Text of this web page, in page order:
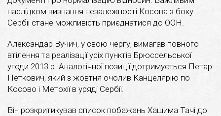
наслідком визнання незалежності Косова з боку
Сербії стане можливість приєднатися до ООН.
Александар Вучич, у свою чергу, вимагав повного
втілення та реалізації усіх пунктів Брюссельської
угоди 2013 р. Аналогічної позиції дотримується Петар
Петкович, який з жовтня очолив Канцелярію по
Косово і Метохії в уряді Сербії.
Він розкритикував список побажань Хашима Тачі до